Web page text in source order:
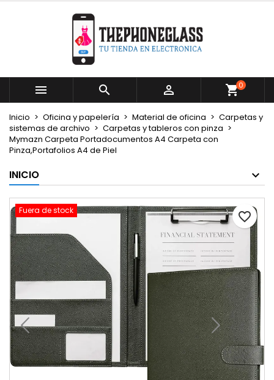
   0
Inicio Oficina y papelería Material de oficina
Carpetas y
sistemas de archivo
Carpetas y tableros con pinza
Mymazn Carpeta Portadocumentos A4 Carpeta con
Pinza,Portafolios A4 de Piel
INICIO
Fuera de stock favorite_border
Mi lista de deseos
Crear nueva lista
Crear lista de deseos
Nombre de la lista de deseos
Cancelar Crear lista de deseos
Iniciar sesión
Debe iniciar sesión para guardar productos en su
lista de deseos.
Cancelar Iniciar sesión